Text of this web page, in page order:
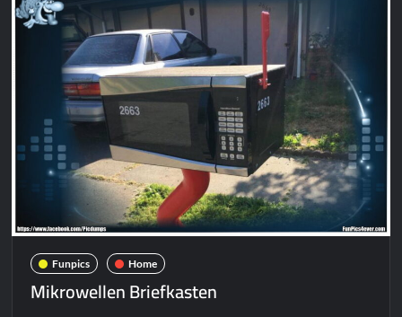
Funpics Home
Mikrowellen Briefkasten